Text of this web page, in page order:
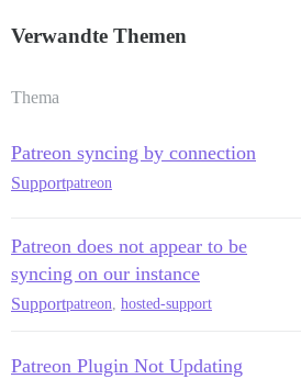
Verwandte Themen
Thema
Patreon syncing by connection
Supportpatreon
Patreon does not appear to be
syncing on our instance
Supportpatreon, hosted-support
Patreon Plugin Not Updating